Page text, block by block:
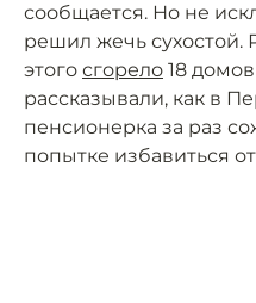
сообщается. Но не
решил жечь сухостой.
этого сгорело 18
рассказывали, как в
пенсионерка за раз
попытке избавиться